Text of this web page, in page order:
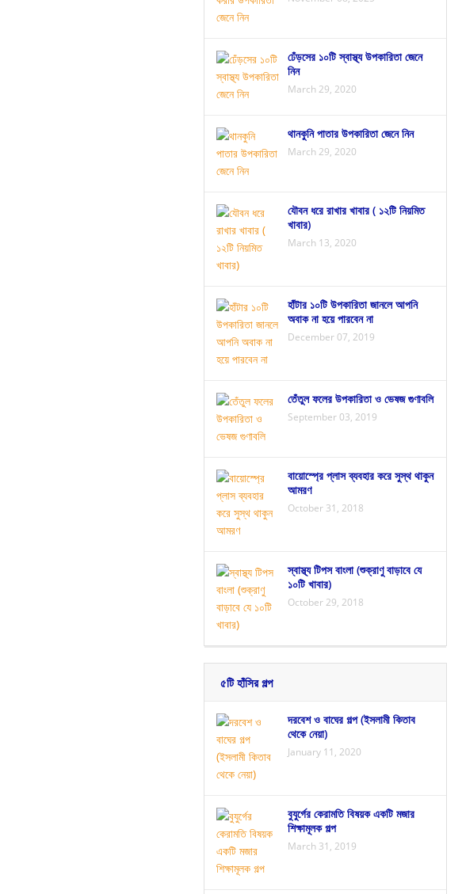
ঢেঁড়সের ১০টি স্বাস্থ্য উপকারিতা জেনে
নিন
March 29, 2020
থানকুনি পাতার উপকারিতা জেনে নিন
March 29, 2020
যৌবন ধরে রাখার খাবার ( ১২টি নিয়মিত
খাবার)
March 13, 2020
হাঁটার ১০টি উপকারিতা জানলে আপনি
অবাক না হয়ে পারবেন না
December 07, 2019
তেঁতুল ফলের উপকারিতা ও ভেষজ গুণাবলি
September 03, 2019
বায়োস্প্রে প্লাস ব্যবহার করে সুস্থ থাকুন
আমরণ
October 31, 2018
স্বাস্থ্য টিপস বাংলা (শুক্রাণু বাড়াবে যে
১০টি খাবার)
October 29, 2018
৫টি হাঁসির গল্প
দরবেশ ও বাঘের গল্প (ইসলামী কিতাব
থেকে নেয়া)
January 11, 2020
বুযুর্গের কেরামতি বিষয়ক একটি মজার
শিক্ষামূলক গল্প
March 31, 2019